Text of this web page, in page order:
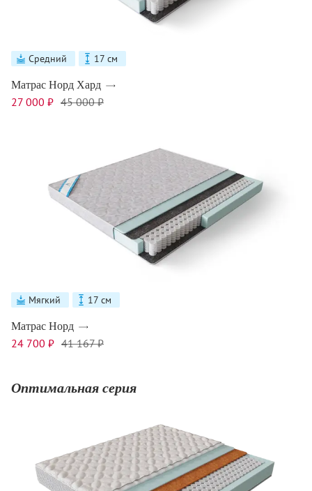
Средний 17 см
Матрас Норд Хард
27 000 ₽ 45 000 ₽
Мягкий 17 см
Матрас Норд
24 700 ₽ 41 167 ₽
Оптимальная серия